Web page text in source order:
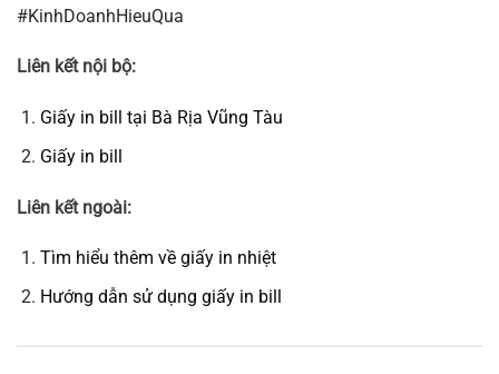
#KinhDoanhHieuQua
Liên kết nội bộ:
Giấy in bill tại Bà Rịa Vũng Tàu
Giấy in bill
Liên kết ngoài:
Tìm hiểu thêm về giấy in nhiệt
Hướng dẫn sử dụng giấy in bill